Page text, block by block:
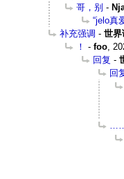
哥，别 -
“jelo真
补充强调 - 世界
！ - foo
回复 -
回